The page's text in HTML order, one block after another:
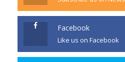
Facebook
Like us on Facebook